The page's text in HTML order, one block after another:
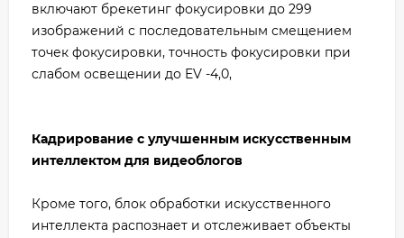
включают брекетинг фокусировки до 299
изображений с последовательным смещением
точек фокусировки, точность фокусировки при
слабом освещении до EV -4,0,
Кадрирование с улучшенным искусственным
интеллектом для видеоблогов
Кроме того, блок обработки искусственного
интеллекта распознает и отслеживает объекты